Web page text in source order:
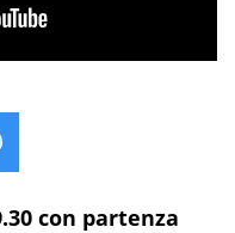
con partenza